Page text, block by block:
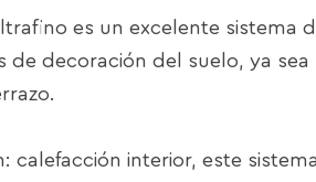
es un excelente sistema
de decoración del suelo, ya
calefacción interior, este